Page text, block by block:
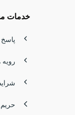
خدمات